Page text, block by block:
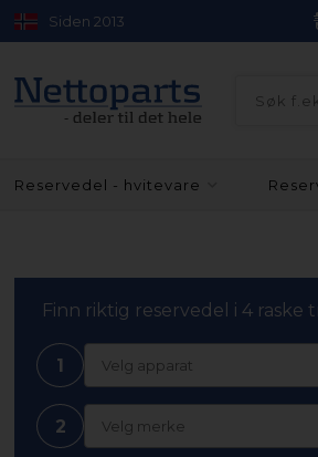
Siden 2013
Reservedel - hvitevare
Finn riktig reservedel i 4 raske
1 Velg apparat
2 Velg merke